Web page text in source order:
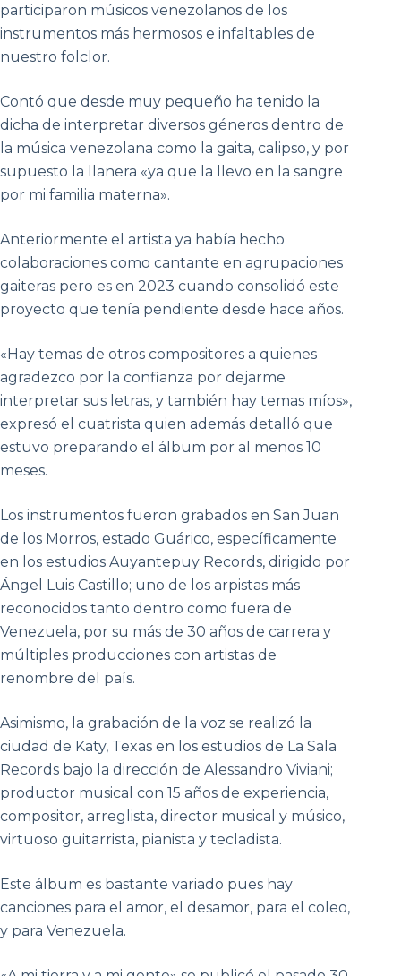
participaron músicos venezolanos de los
instrumentos más hermosos e infaltables de
nuestro folclor.
Contó que desde muy pequeño ha tenido la
dicha de interpretar diversos géneros dentro de
la música venezolana como la gaita, calipso, y por
supuesto la llanera «ya que la llevo en la sangre
por mi familia materna».
Anteriormente el artista ya había hecho
colaboraciones como cantante en agrupaciones
gaiteras pero es en 2023 cuando consolidó este
proyecto que tenía pendiente desde hace años.
«Hay temas de otros compositores a quienes
agradezco por la confianza por dejarme
interpretar sus letras, y también hay temas míos»,
expresó el cuatrista quien además detalló que
estuvo preparando el álbum por al menos 10
meses.
Los instrumentos fueron grabados en San Juan
de los Morros, estado Guárico, específicamente
en los estudios Auyantepuy Records, dirigido por
Ángel Luis Castillo; uno de los arpistas más
reconocidos tanto dentro como fuera de
Venezuela, por su más de 30 años de carrera y
múltiples producciones con artistas de
renombre del país.
Asimismo, la grabación de la voz se realizó la
ciudad de Katy, Texas en los estudios de La Sala
Records bajo la dirección de Alessandro Viviani;
productor musical con 15 años de experiencia,
compositor, arreglista, director musical y músico,
virtuoso guitarrista, pianista y tecladista.
Este álbum es bastante variado pues hay
canciones para el amor, el desamor, para el coleo,
y para Venezuela.